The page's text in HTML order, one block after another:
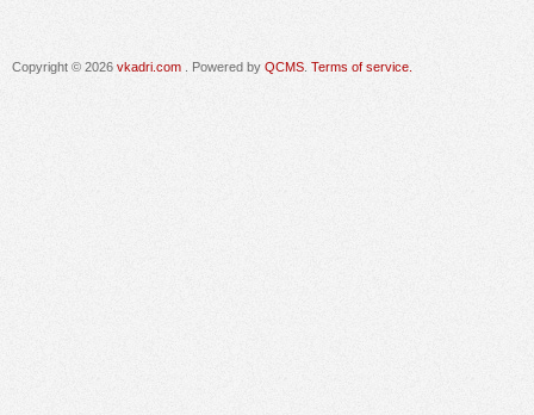
Copyright © 2026 vkadri.com . Powered by QCMS Terms of service.